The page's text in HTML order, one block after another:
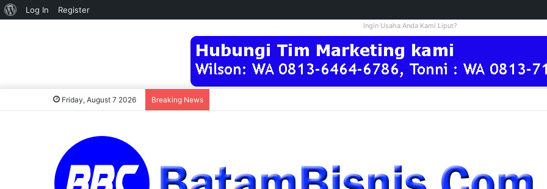
About
Log In Register
Ingin Usaha Anda Kami Liput?
Friday, August 7 2026 Breaking News